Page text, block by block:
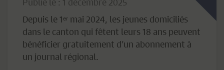
Depuis le 1ᵉʳ mai 2024, les jeunes domiciliés
dans le canton qui fêtent leurs 18 ans peuvent
bénéficier gratuitement d’un abonnement à
un journal régional.